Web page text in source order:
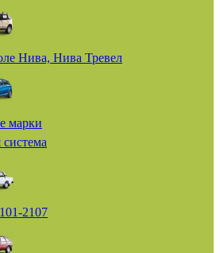
Нива, Нива Тревел
марки
2107